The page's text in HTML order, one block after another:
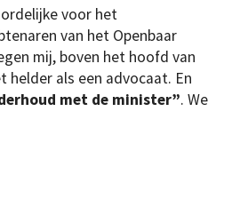
voor het
van het Openbaar
mij, boven het hoofd van
als een advocaat. En
met de minister”. We